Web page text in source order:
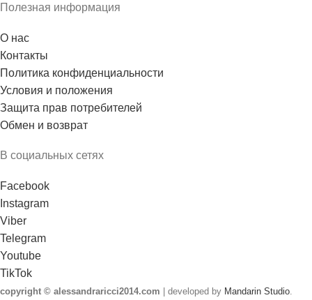
Полезная информация
О нас
Контакты
Политика конфиденциальности
Условия и положения
Защита прав потребителей
Обмен и возврат
В социальных сетях
Facebook
Instagram
Viber
Telegram
Youtube
TikTok
copyright © alessandraricci2014.com | developed by Mandarin Studio